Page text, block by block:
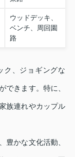
ウッドデッキ、
ベンチ、周回園
路
ク、ジョギングな
できます。特に、
族連れやカップル
豊かな文化活動、